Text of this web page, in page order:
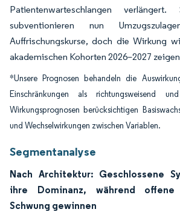
Patientenwarteschlangen verlängert.
subventionieren nun
Auffrischungskurse, doch die Wirkung
akademischen Kohorten 2026–2027
*Unsere Prognosen behandeln die
Einschränkungen als richtungsweisend
Wirkungsprognosen berücksichtigen
und Wechselwirkungen zwischen Variablen.
Segmentanalyse
Nach Architektur: Geschlossene
ihre Dominanz, während
Schwung gewinnen